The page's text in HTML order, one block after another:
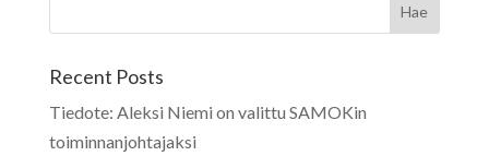
Recent Posts
Tiedote: Aleksi Niemi on valittu SAMOKin
toiminnanjohtajaksi